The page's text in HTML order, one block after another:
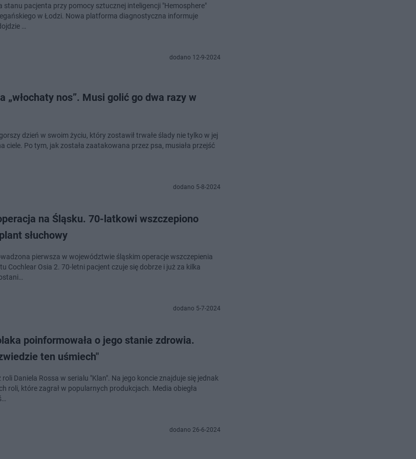
stanu pacjenta przy pomocy sztucznej inteligencji "Hemosphere"
w Łodzi. Nowa platforma diagnostyczna informuje
…
dodano 12-9-2024
„włochaty nos”. Musi golić go dwa razy w
dzień w swoim życiu, który zostawił trwałe ślady nie tylko w jej
ciele. Po tym, jak została zaatakowana przez psa, musiała przejść
dodano 5-8-2024
na Śląsku. 70-latkowi wszczepiono
słuchowy
pierwsza w województwie śląskim operacje wszczepienia
Cochlear Osia 2. 70-letni pacjent czuje się dobrze i już za kilka
dodano 5-7-2024
poinformowała o jego stanie zdrowia.
ten uśmiech"
roli Daniela Rossa w serialu "Klan". Na jego koncie znajduje się jednak
roli, które zagrał w popularnych produkcjach. Media obiegła
dodano 26-6-2024